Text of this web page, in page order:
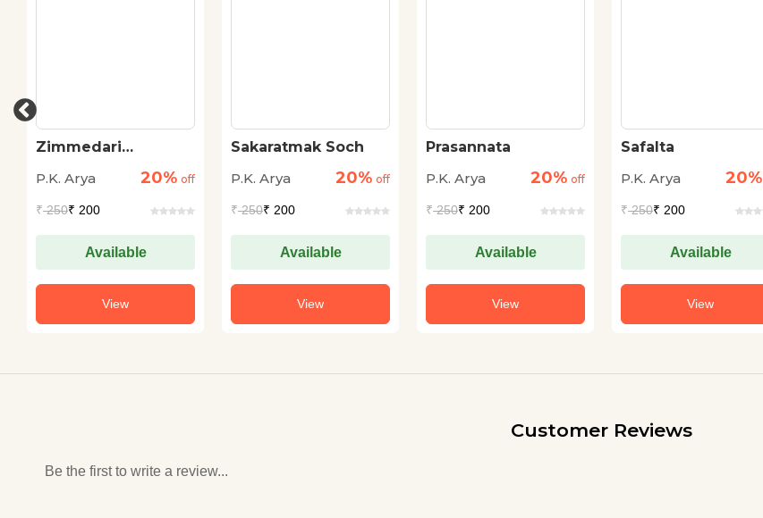
Zimmedari
P.K. Arya
20% off
₹250₹ 200
Available
View
Sakaratmak Soch
P.K. Arya
20% off
₹250₹ 200
Available
View
Prasannata
P.K. Arya
20% off
₹250₹ 200
Available
View
Safalta
P.K. Arya
20%
₹250₹ 200
Available
View
Customer Reviews
Be the first to write a review...